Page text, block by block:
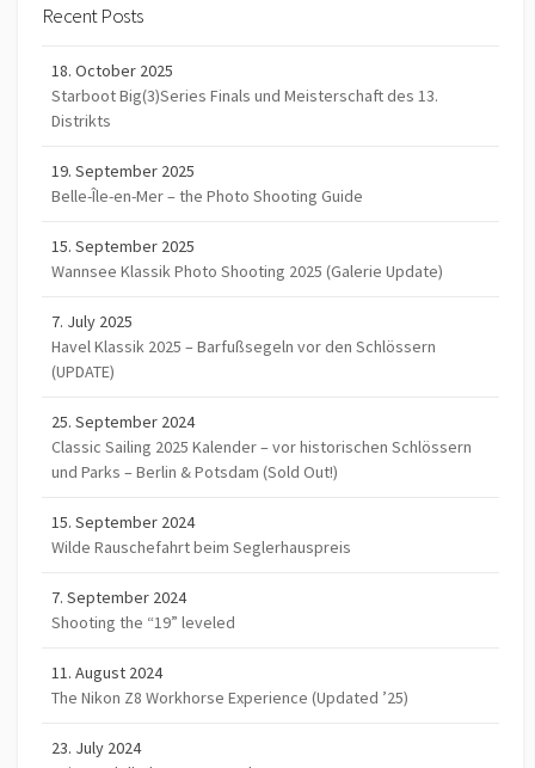
Recent Posts
18. October 2025
Starboot Big(3)Series Finals und Meisterschaft des 13.
Distrikts
19. September 2025
Belle-Île-en-Mer – the Photo Shooting Guide
15. September 2025
Wannsee Klassik Photo Shooting 2025 (Galerie Update)
7. July 2025
Havel Klassik 2025 – Barfußsegeln vor den Schlössern
(UPDATE)
25. September 2024
Classic Sailing 2025 Kalender – vor historischen Schlössern
und Parks – Berlin & Potsdam (Sold Out!)
15. September 2024
Wilde Rauschefahrt beim Seglerhauspreis
7. September 2024
Shooting the “19” leveled
11. August 2024
The Nikon Z8 Workhorse Experience (Updated ’25)
23. July 2024